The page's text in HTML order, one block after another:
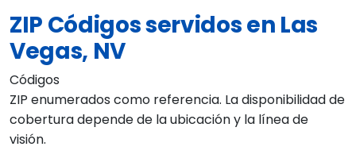
ZIP Códigos servidos en Las
Vegas, NV
Códigos
ZIP enumerados como referencia. La disponibilidad de
cobertura depende de la ubicación y la línea de
visión.